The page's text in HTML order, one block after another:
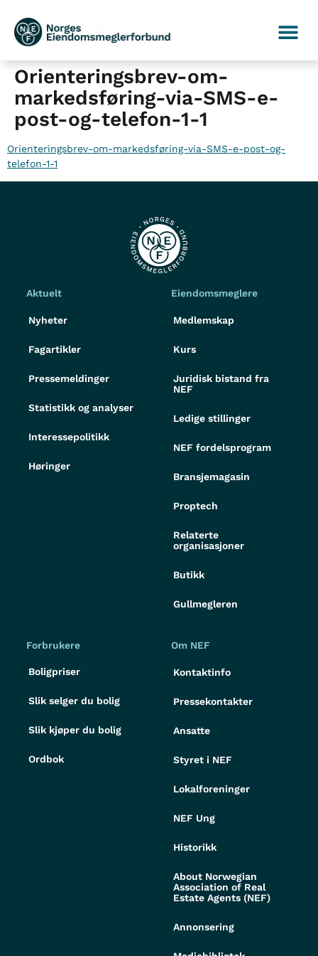
Orienteringsbrev-om-
markedsføring-via-SMS-e-
post-og-telefon-1-1
Orienteringsbrev-om-markedsføring-via-SMS-e-post-og-
telefon-1-1
Aktuelt
Nyheter
Fagartikler
Pressemeldinger
Statistikk og analyser
Interessepolitikk
Høringer
Eiendomsmeglere
Medlemskap
Kurs
Juridisk bistand fra
NEF
Ledige stillinger
NEF fordelsprogram
Bransjemagasin
Proptech
Relaterte
organisasjoner
Butikk
Gullmegleren
Forbrukere
Boligpriser
Slik selger du bolig
Slik kjøper du bolig
Ordbok
Om NEF
Kontaktinfo
Pressekontakter
Ansatte
Styret i NEF
Lokalforeninger
NEF Ung
Historikk
About Norwegian
Association of Real
Estate Agents (NEF)
Annonsering